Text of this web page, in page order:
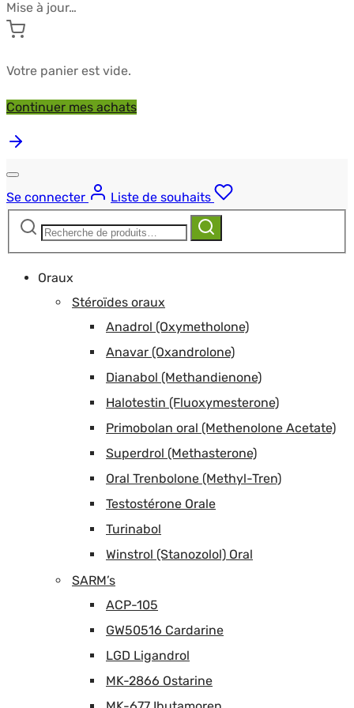
Mise à jour…
Votre panier est vide.
Continuer mes achats
Se connecter
Liste de souhaits
Recherche
Recherche
Oraux
Stéroïdes oraux
Anadrol (Oxymetholone)
Anavar (Oxandrolone)
Dianabol (Methandienone)
Halotestin (Fluoxymesterone)
Primobolan oral (Methenolone Acetate)
Superdrol (Methasterone)
Oral Trenbolone (Methyl-Tren)
Testostérone Orale
Turinabol
Winstrol (Stanozolol) Oral
SARM’s
ACP-105
GW50516 Cardarine
LGD Ligandrol
MK-2866 Ostarine